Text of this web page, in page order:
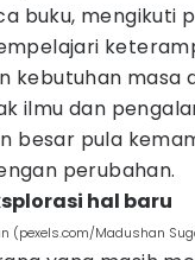
buku, mengikuti
kebutuhan masa
ilmu dan
besar pula
perubahan.
hal baru
(pexels.com/Madushan